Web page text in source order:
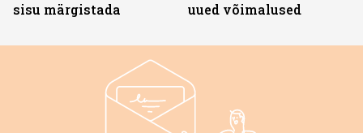
sisu märgistada
uued võimalused